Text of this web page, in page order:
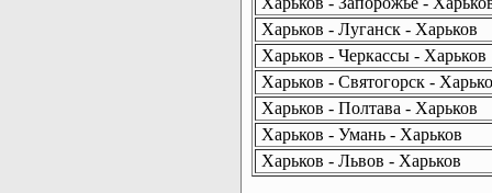
Харьков - Луганск - Харьков
Харьков - Черкассы - Харьков
Харьков - Святогорск -
Харьков - Полтава - Харьков
Харьков - Умань - Харьков
Харьков - Львов - Харьков